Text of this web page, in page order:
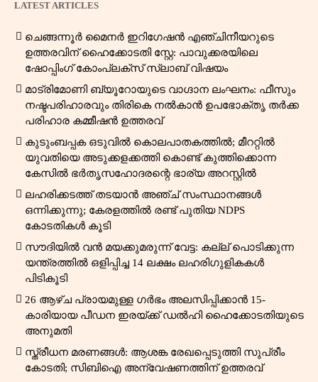
LATEST ARTICLES
ചെങ്ങന്നൂർ മൈനർ ഇറിഗേഷൻ എഞ്ചിനീയറുടെ
ഉത്തരവിന് ഹൈക്കോടതി സ്റ്റേ: പാവുക്കരയിലെ
ഷോപ്പിംഗ് കോംപ്ലക്സ് സ്ലാബ് വിഷയം
മാട്രിമോണി ബ്യൂറോയുടെ വാഗ്ദാന ലംഘനം: ഫീസും
നഷ്ടപരിഹാരവും തിരികെ നൽകാൻ ഉപഭോക്തൃ തർക്ക
പരിഹാര കമ്മീഷൻ ഉത്തരവ്
കുടുംബപ്പക ഒടുവിൽ കൊലപാതകത്തിൽ; മീററ്റിൽ
യുവതിയെ അടുക്കളക്കത്തി കൊണ്ട് കുത്തിക്കൊന്ന
കേസിൽ ഭർതൃസഹോദരന്റെ ഭാര്യ അറസ്റ്റിൽ
ലഹരിക്കടത്ത് തടയാൻ അഞ്ച് സംസ്ഥാനങ്ങൾ
ഒന്നിക്കുന്നു; കേരളത്തിൽ രണ്ട് പുതിയ NDPS
കോടതികൾ കൂടി
സൗദിയിൽ വൻ മയക്കുമരുന്ന് വേട്ട: കല്ല് പൊടിക്കുന്ന
യന്ത്രത്തിൽ ഒളിപ്പിച്ച 14 ലക്ഷം ലഹരിഗുളികകൾ
പിടികൂടി
26 ആഴ്ച പ്രായമുള്ള ഗർഭം അലസിപ്പിക്കാൻ 15-
കാരിയായ പീഡന ഇരയ്ക്ക് ഡൽഹി ഹൈക്കോടതിയുടെ
അനുമതി
സ്ത്രീധന മരണങ്ങൾ: ആശങ്ക രേഖപ്പെടുത്തി സുപ്രീം
കോടതി; സിബിഐ അന്വേഷണത്തിന് ഉത്തരവ്